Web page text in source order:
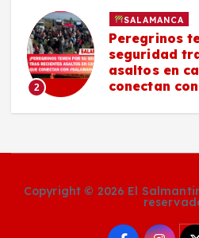
2
SALAMANCA
Peregrinos
seguridad
asaltos en
conectan
Copyright © 2026 El